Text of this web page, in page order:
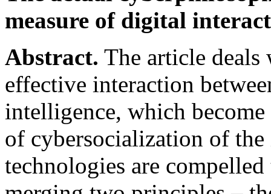
measure of digital
Abstract. The article deals
effective interaction
intelligence, which become
of cybersocialization of
technologies are